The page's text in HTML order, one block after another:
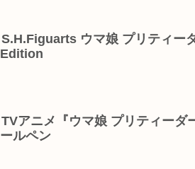
S.H.Figuarts ウマ娘 プリティー
Edition
TVアニメ『ウマ娘 プリティー
ールペン